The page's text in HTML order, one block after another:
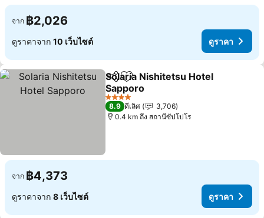
จาก ฿2,026
ดูราคาจาก 10 เว็บไซต์ ดูราคา
แชร์ เพิ่มในรายการโปรด
Solaria Nishitetsu Hotel
Sapporo
4 ดาว
8.9 ดีเลิศ
3,706
0.4 km ถึง สถานีซัปโปโร
จาก ฿4,373
ดูราคาจาก 8 เว็บไซต์ ดูราคา